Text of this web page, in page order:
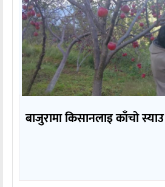
बाजुरामा किसानलाइ काँचो